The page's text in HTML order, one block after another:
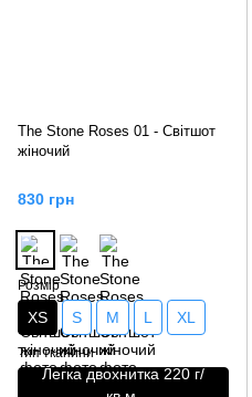
The Stone Roses 01 - Світшот
жіночий
830 грн
Розмір
XS S M L XL
Тип тканини
Легка двохнитка 220 г/